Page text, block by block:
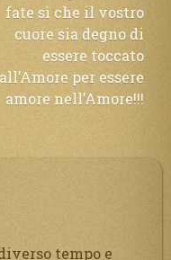
fate sì che il vostro
cuore sia degno di
essere toccato
per essere
amore nell’Amore!!!
tempo e